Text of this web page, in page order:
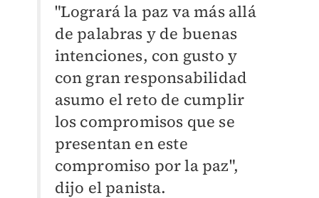
"Logrará la paz va más allá
de palabras y de buenas
intenciones, con gusto y
con gran responsabilidad
asumo el reto de cumplir
los compromisos que se
presentan en este
compromiso por la paz",
dijo el panista.